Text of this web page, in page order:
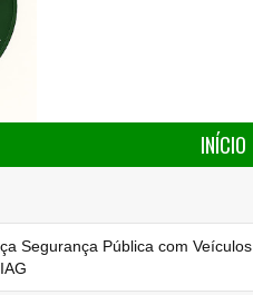
INÍCIO
Segurança Pública com Veículos